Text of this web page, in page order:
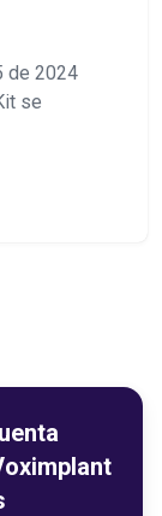
de 2024
se